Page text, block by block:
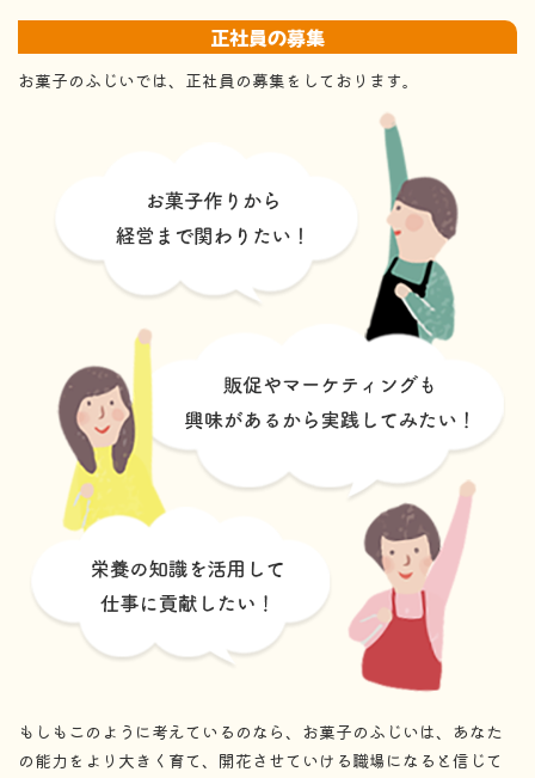
正社員の募集
お菓子のふじいでは、正社員の募集をしております。
もしもこのように考えているのなら、お菓子のふじいは、あなた
の能力をより大きく育て、開花させていける職場になると信じて